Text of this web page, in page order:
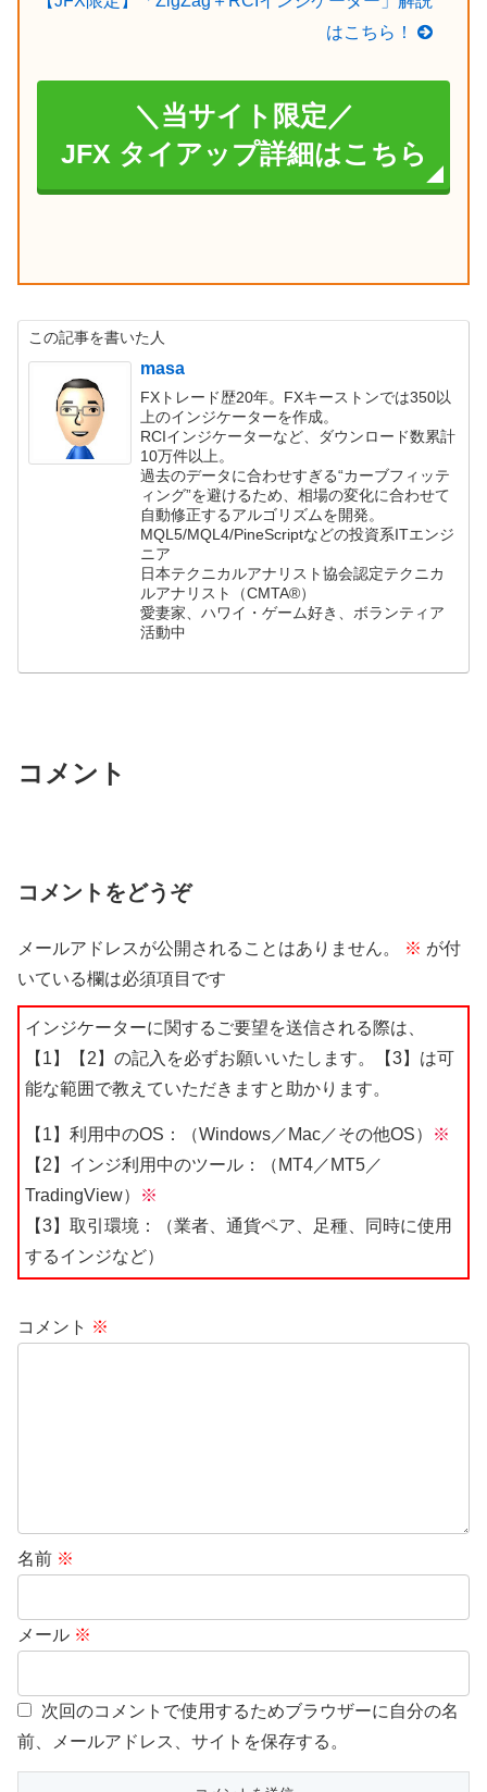
はこちら！
＼当サイト限定／
JFX タイアップ詳細はこちら
この記事を書いた人
masa
FXトレード歴20年。FXキーストンでは350以
上のインジケーターを作成。
RCIインジケーターなど、ダウンロード数累計
10万件以上。
過去のデータに合わせすぎる“カーブフィッテ
ィング”を避けるため、相場の変化に合わせて
自動修正するアルゴリズムを開発。
MQL5/MQL4/PineScriptなどの投資系ITエンジ
ニア
日本テクニカルアナリスト協会認定テクニカ
ルアナリスト（CMTA®）
愛妻家、ハワイ・ゲーム好き、ボランティア
活動中
コメント
コメントをどうぞ
メールアドレスが公開されることはありません。 ※ が付
いている欄は必須項目です
インジケーターに関するご要望を送信される際は、
【1】【2】の記入を必ずお願いいたします。【3】は可
能な範囲で教えていただきますと助かります。
【1】利用中のOS：（Windows／Mac／その他OS）
※
【2】インジ利用中のツール：（MT4／MT5／
TradingView）
※
【3】取引環境：（業者、通貨ペア、足種、同時に使用
するインジなど）
コメント ※
名前 ※
メール ※
次回のコメントで使用するためブラウザーに自分の名
前、メールアドレス、サイトを保存する。